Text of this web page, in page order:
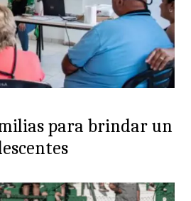
para brindar un